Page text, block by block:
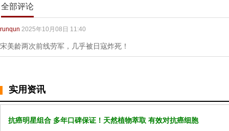
全部评论
runqun 2025年10月08日 11:40
宋美龄两次前线劳军，几乎被日寇炸死！
实用资讯
抗癌明星组合 多年口碑保证！天然植物萃取 有效对抗癌细胞